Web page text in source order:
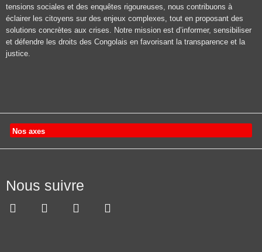
tensions sociales et des enquêtes rigoureuses, nous contribuons à
éclairer les citoyens sur des enjeux complexes, tout en proposant des
solutions concrètes aux crises. Notre mission est d’informer, sensibiliser
et défendre les droits des Congolais en favorisant la transparence et la
justice.
Nos axes
Nous suivre